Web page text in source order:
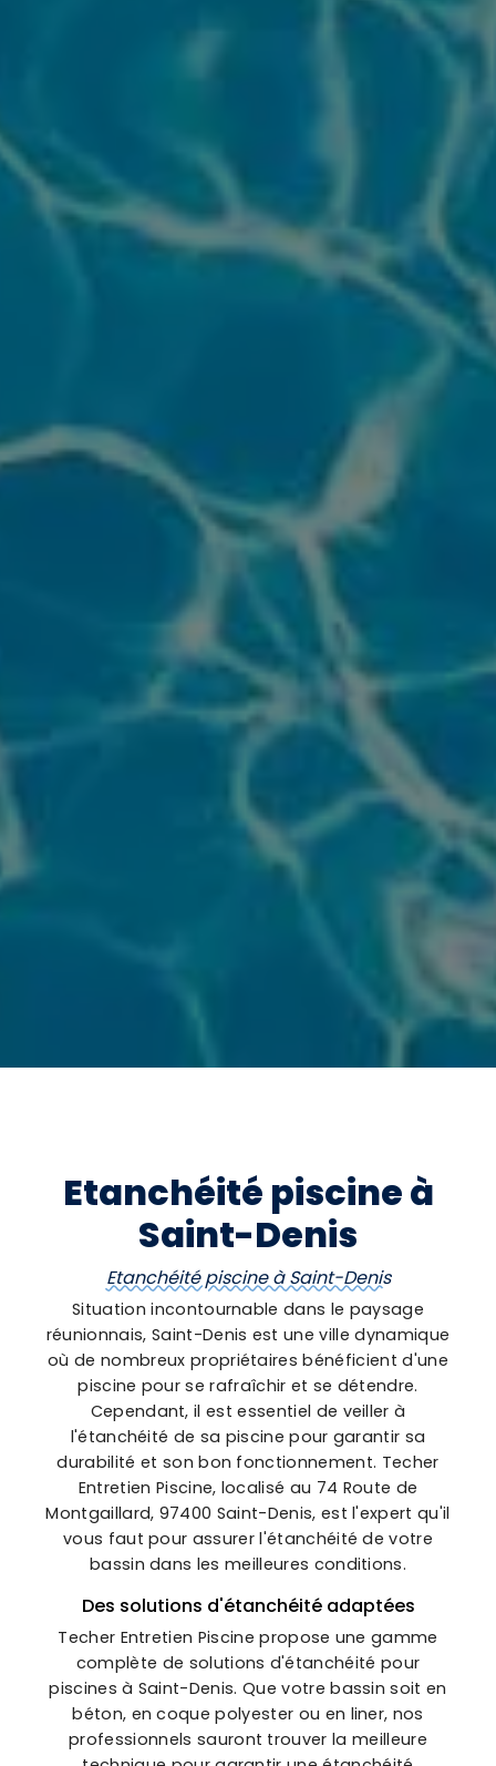
Etanchéité piscine à
Saint-Denis
Etanchéité piscine à Saint-Denis
Situation incontournable dans le paysage
réunionnais, Saint-Denis est une ville dynamique
où de nombreux propriétaires bénéficient d'une
piscine pour se rafraîchir et se détendre.
Cependant, il est essentiel de veiller à
l'étanchéité de sa piscine pour garantir sa
durabilité et son bon fonctionnement. Techer
Entretien Piscine, localisé au 74 Route de
Montgaillard, 97400 Saint-Denis, est l'expert qu'il
vous faut pour assurer l'étanchéité de votre
bassin dans les meilleures conditions.
Des solutions d'étanchéité adaptées
Techer Entretien Piscine propose une gamme
complète de solutions d'étanchéité pour
piscines à Saint-Denis. Que votre bassin soit en
béton, en coque polyester ou en liner, nos
professionnels sauront trouver la meilleure